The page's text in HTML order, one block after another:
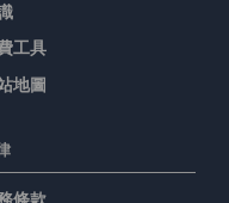
工具
地圖